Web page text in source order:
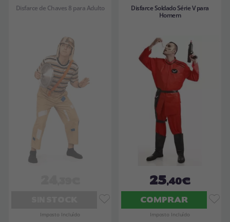
Disfarce de Chaves 8 para Adulto
Imposto Incluído
Disfarce Soldado Série V para
Homem
25,40€
COMPRAR
Imposto Incluído